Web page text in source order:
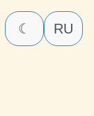
☾ RU